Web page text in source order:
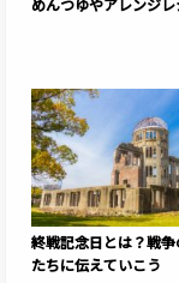
終戦記念日とは？戦
たちに伝えていこう